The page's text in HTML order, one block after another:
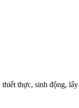
thực, sinh động,